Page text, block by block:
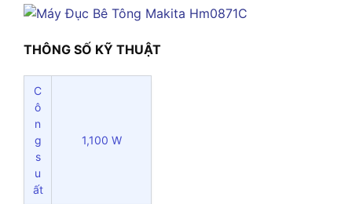
THÔNG SỐ KỸ THUẬT
C
ô
n
g
s
u
ất
1,100 W